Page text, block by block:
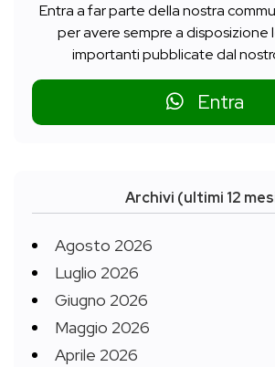
Entra a far parte della nostra
per avere sempre a disposizione
importanti pubblicate dal
Entra
Archivi (ultimi 12
Agosto 2026
Luglio 2026
Giugno 2026
Maggio 2026
Aprile 2026